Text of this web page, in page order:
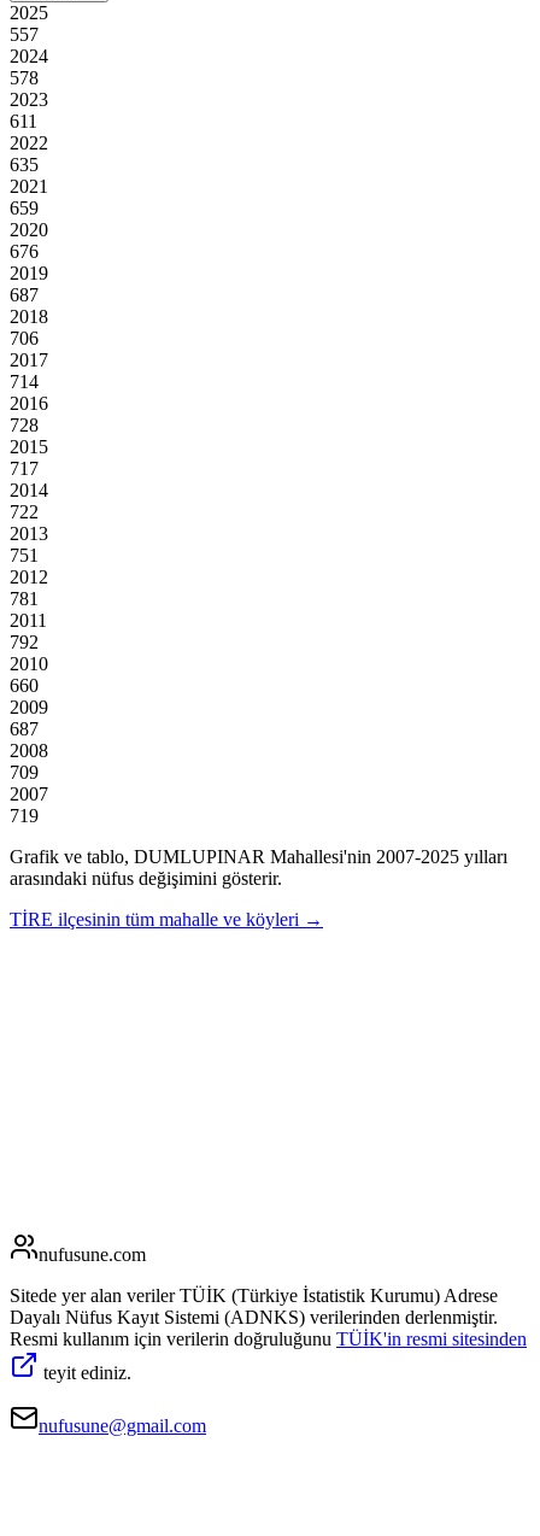
2025
557
2024
578
2023
611
2022
635
2021
659
2020
676
2019
687
2018
706
2017
714
2016
728
2015
717
2014
722
2013
751
2012
781
2011
792
2010
660
2009
687
2008
709
2007
719
Grafik ve tablo, DUMLUPINAR Mahallesi'nin 2007-2025 yılları
arasındaki nüfus değişimini gösterir.
TİRE ilçesinin tüm mahalle ve köyleri →
nufusune.com
Sitede yer alan veriler TÜİK (Türkiye İstatistik Kurumu) Adrese
Dayalı Nüfus Kayıt Sistemi (ADNKS) verilerinden derlenmiştir.
Resmi kullanım için verilerin doğruluğunu TÜİK'in resmi sitesinden
teyit ediniz.
nufusune@gmail.com